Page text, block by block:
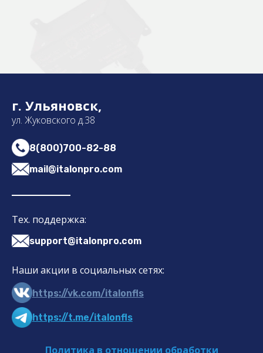
г. Ульяновск,
ул. Жуковского д.38
8(800)700-82-88
mail@italonpro.com
Тех. поддержка:
support@italonpro.com
Наши акции в социальных сетях:
https://vk.com/italonfls
https://t.me/italonfls
Политика в отношении обработки